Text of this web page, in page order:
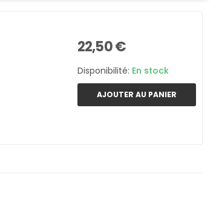
22,50 €
Disponibilité: En stock
AJOUTER AU PANIER